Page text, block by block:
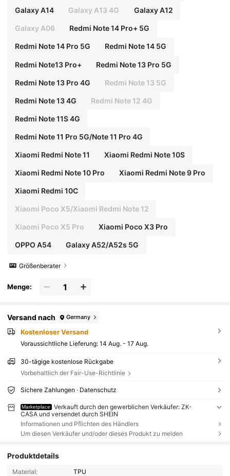
Galaxy A14 Galaxy A13 4G Galaxy A12
Galaxy A06 Redmi Note 14 Pro+ 5G
Redmi Note 14 Pro 5G Redmi Note 14 5G
Redmi Note13 Pro+ Redmi Note 13 Pro 5G
Redmi Note 13 Pro 4G Redmi Note 13 5G
Redmi Note 13 4G Redmi Note 12 4G
Redmi Note 11S 4G
Redmi Note 11 Pro 5G/Note 11 Pro 4G
Xiaomi Redmi Note 11 Xiaomi Redmi Note 10S
Xiaomi Redmi Note 10 Pro Xiaomi Redmi Note 9 Pro
Xiaomi Redmi 10C
Xiaomi Poco X5/Xiaomi Redmi Note 12
Xiaomi Poco X5 Pro Xiaomi Poco X3 Pro
OPPO A54 Galaxy A52/A52s 5G
Größenberater
Menge:
Versand nach Germany
Kostenloser Versand
Voraussichtliche Lieferung: 14 Aug. - 17 Aug.
30-tägige kostenlose Rückgabe
Vorbehaltlich der Fair-Use-Richtlinie
Sichere Zahlungen · Datenschutz
Marketplace
Verkauft durch den gewerblichen Verkäufer: ZK-
CASA und versendet durch SHEIN
Informationen und Pflichten des Händlers
Um diesen Verkäufer und/oder dieses Produkt zu melden
Produktdetails
Material: TPU